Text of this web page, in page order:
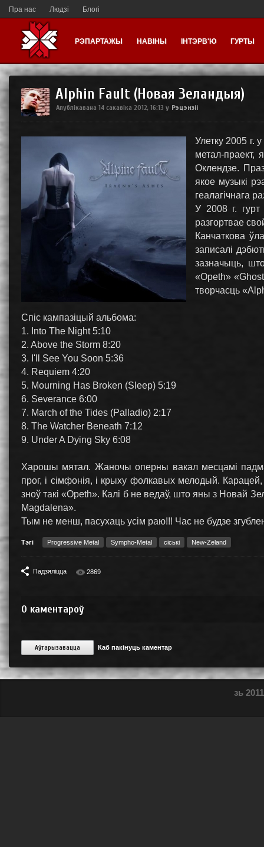
Пра нас Людзі Блогі
РЭПАРТАЖЫ НАВІНЫ ІНТЭРВ'Ю ГУРТЫ
Alphin Fault (Новая Зеландыя)
Апублікавана 14 сакавіка 2012, 16:13 у Рэцэнзіі
Улетку 2005 г.
метал-праект,
Оклендзе.
якое музыкі
геалагічнага
У 2008 г.
разгортвае
Канчаткова
записалі
зазначыць,
«Opeth»
творчасць
Спіс кампазіцый альбома:
1. Into The Night 5:10
2. Above the Storm 8:20
3. I'll See You Soon 5:36
4. Requiem 4:20
5. Mourning Has Broken (Sleep) 5:19
6. Severance 6:00
7. March of the Tides (Palladio) 2:17
8. The Watcher Beneath 7:12
9. Under A Dying Sky 6:08
Харошы мятал. Жаночы оперны вакал месцамі
прог, і сімфонія, і крыху фолкавых мелодый.
зноў такі «Opeth». Калі б не ведаў, што яны з Новай
Magdalena».
Тым не менш, пасухаць усім раю!!! Час не будзе
Тэгі Progressive Metal Sympho-Metal сіські New-Zeland
Падзяліцца 2869
0 каментароў
Аўтарызавацца Каб пакінуць каментар
зь 2011